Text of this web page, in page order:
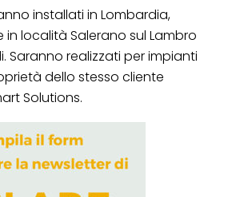
installati in Lombardia,
località Salerano sul Lambro
Saranno realizzati per impianti
dello stesso cliente
Solutions.